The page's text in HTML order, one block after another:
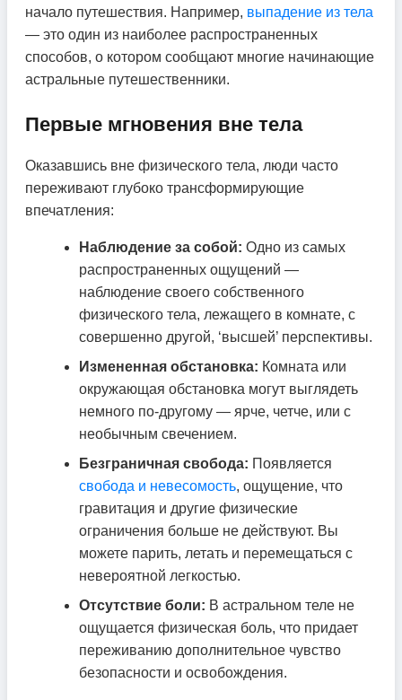
начало путешествия. Например, выпадение из тела
— это один из наиболее распространенных
способов, о котором сообщают многие начинающие
астральные путешественники.
Первые мгновения вне тела
Оказавшись вне физического тела, люди часто
переживают глубоко трансформирующие
впечатления:
Наблюдение за собой: Одно из самых
распространенных ощущений —
наблюдение своего собственного
физического тела, лежащего в комнате, с
совершенно другой, ‘высшей’ перспективы.
Измененная обстановка: Комната или
окружающая обстановка могут выглядеть
немного по-другому — ярче, четче, или с
необычным свечением.
Безграничная свобода: Появляется
свобода и невесомость, ощущение, что
гравитация и другие физические
ограничения больше не действуют. Вы
можете парить, летать и перемещаться с
невероятной легкостью.
Отсутствие боли: В астральном теле не
ощущается физическая боль, что придает
переживанию дополнительное чувство
безопасности и освобождения.